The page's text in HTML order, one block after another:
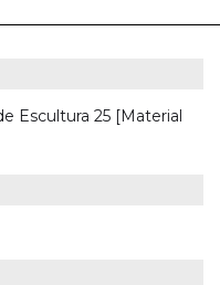
Escultura 25 [Material